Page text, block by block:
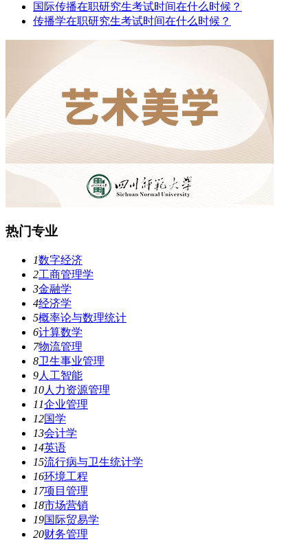
国际传播在职研究生考试时间在什么时候？
传播学在职研究生考试时间在什么时候？
热门专业
1数字经济
2工商管理学
3金融学
4经济学
5概率论与数理统计
6计算数学
7物流管理
8卫生事业管理
9人工智能
10人力资源管理
11企业管理
12国学
13会计学
14英语
15流行病与卫生统计学
16环境工程
17项目管理
18市场营销
19国际贸易学
20财务管理